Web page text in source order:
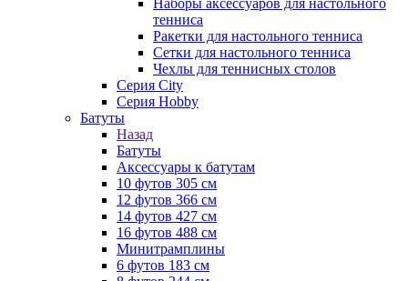
Наборы аксессуаров для настольного
тенниса
Ракетки для настольного тенниса
Сетки для настольного тенниса
Чехлы для теннисных столов
Серия City
Серия Hobby
Батуты
Назад
Батуты
Аксессуары к батутам
10 футов 305 см
12 футов 366 см
14 футов 427 см
16 футов 488 см
Минитрамплины
6 футов 183 см